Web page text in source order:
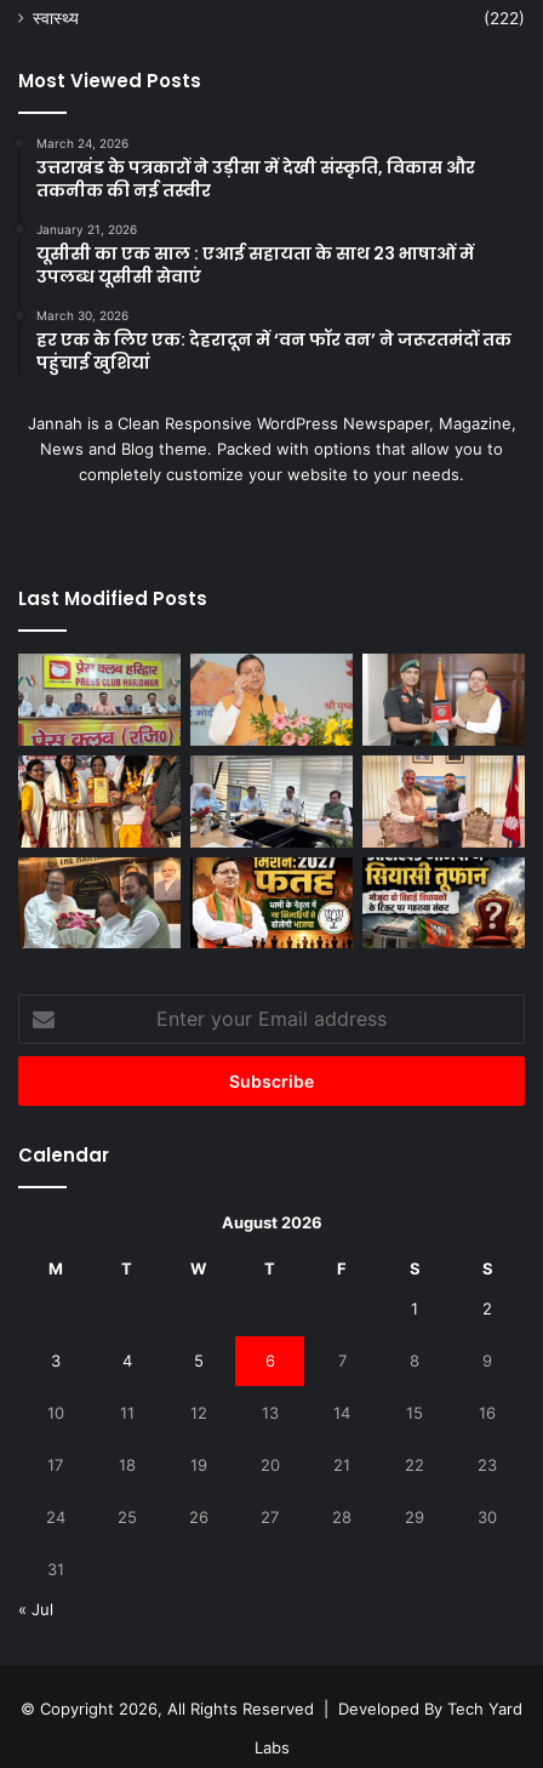
स्वास्थ्य
(222)
Most Viewed Posts
March 24, 2026
उत्तराखंड के पत्रकारों ने उड़ीसा में देखी संस्कृति, विकास और
तकनीक की नई तस्वीर
January 21, 2026
यूसीसी का एक साल : एआई सहायता के साथ 23 भाषाओं में
उपलब्ध यूसीसी सेवाएं
March 30, 2026
हर एक के लिए एक: देहरादून में ‘वन फॉर वन’ ने जरूरतमंदों तक
पहुंचाई खुशियां
Jannah is a Clean Responsive WordPress Newspaper, Magazine,
News and Blog theme. Packed with options that allow you to
completely customize your website to your needs.
Last Modified Posts
your
Email
Calendar
August 2026
M T W T F S S
1 2
3 4 5 6 7 8 9
10 11 12 13 14 15 16
17 18 19 20 21 22 23
24 25 26 27 28 29 30
31
« Jul
© Copyright 2026, All Rights Reserved | Developed By Tech Yard
Labs